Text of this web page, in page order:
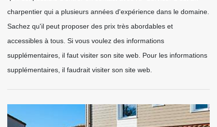
charpentier qui a plusieurs années d'expérience dans le domaine.
Sachez qu'il peut proposer des prix très abordables et
accessibles à tous. Si vous voulez des informations
supplémentaires, il faut visiter son site web. Pour les informations
supplémentaires, il faudrait visiter son site web.